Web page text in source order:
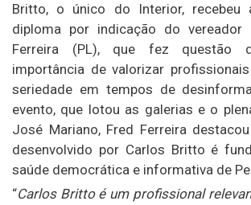
Britto, o único do Interior, recebeu
diploma por indicação do vereador
Ferreira (PL), que fez questão
importância de valorizar
seriedade em tempos de
evento, que lotou as galerias e o
José Mariano, Fred Ferreira
desenvolvido por Carlos Britto é
saúde democrática e informativa de
“Carlos Britto é um profissional